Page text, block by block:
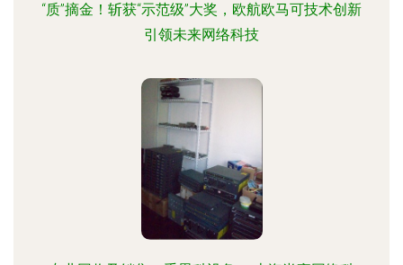
“质”摘金！斩获“示范级”大奖，欧航欧马可技术创新
引领未来网络科技